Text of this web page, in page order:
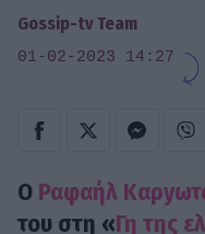
Gossip-tv Team
01-02-2023 14:27
Ο Ραφαήλ
του στη «Γη της